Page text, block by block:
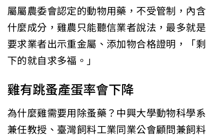
屬屬農委會認定的動物用藥，不受管制，內含
什麼成分，雞農只能聽信業者說法，最多就是
要求業者出示重金屬、添加物合格證明，「剩
下的就自求多福。」
雞有跳蚤產蛋率會下降
為什麼雞需要用除蚤藥？中興大學動物科學系
兼任教授、臺灣飼料工業同業公會顧問兼飼料